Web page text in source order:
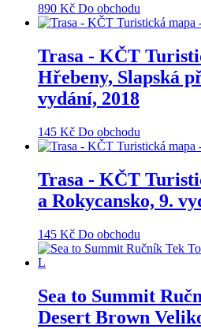
890 Kč Do obchodu
Trasa - KČT
Hřebeny, Slapská
vydání, 2018
145 Kč Do obchodu
Trasa - KČT
a Rokycansko, 9.
145 Kč Do obchodu
Sea to Summit
Desert Brown